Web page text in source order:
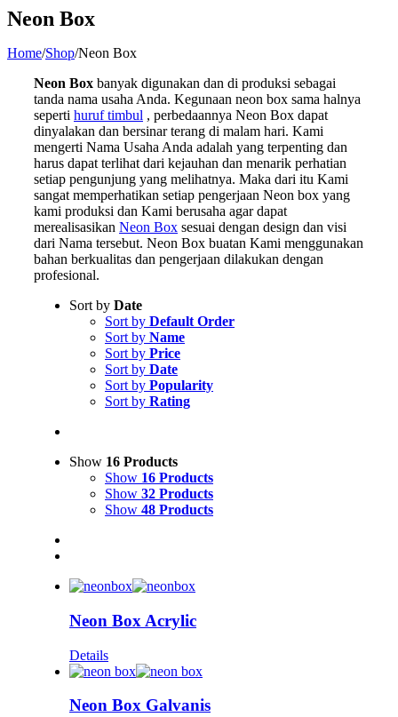
Neon Box
Home/Shop/Neon Box
Neon Box banyak digunakan dan di produksi sebagai
tanda nama usaha Anda. Kegunaan neon box sama halnya
seperti huruf timbul , perbedaannya Neon Box dapat
dinyalakan dan bersinar terang di malam hari. Kami
mengerti Nama Usaha Anda adalah yang terpenting dan
harus dapat terlihat dari kejauhan dan menarik perhatian
setiap pengunjung yang melihatnya. Maka dari itu Kami
sangat memperhatikan setiap pengerjaan Neon box yang
kami produksi dan Kami berusaha agar dapat
merealisasikan Neon Box sesuai dengan design dan visi
dari Nama tersebut. Neon Box buatan Kami menggunakan
bahan berkualitas dan pengerjaan dilakukan dengan
profesional.
Sort by Date
Sort by Default Order
Sort by Name
Sort by Price
Sort by Date
Sort by Popularity
Sort by Rating
Show 16 Products
Show 16 Products
Show 32 Products
Show 48 Products
Neon Box Acrylic
Details
Neon Box Galvanis